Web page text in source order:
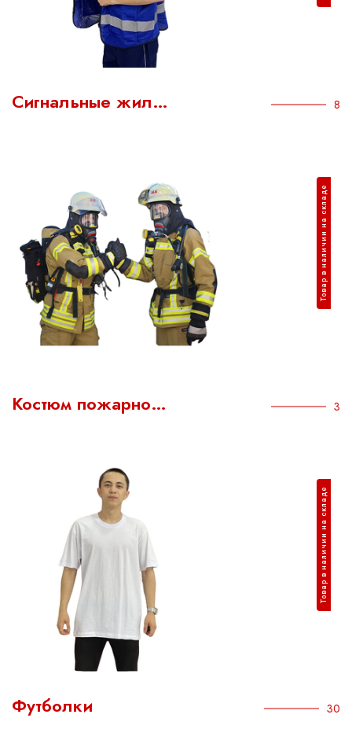
Сигнальные жил… 8
Товар в наличии на складе
Костюм пожарно… 3
Товар в наличии на складе
Футболки 30